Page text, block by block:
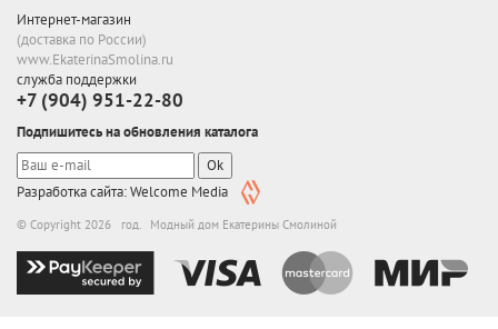
Интернет-магазин
(доставка по России)
www.EkaterinaSmolina.ru
служба поддержки
+7 (904) 951-22-80
Подпишитесь на обновления каталога
Ok
Разработка сайта: Welcome Media
© Copyright 2026 год. Модный дом Екатерины Смолиной